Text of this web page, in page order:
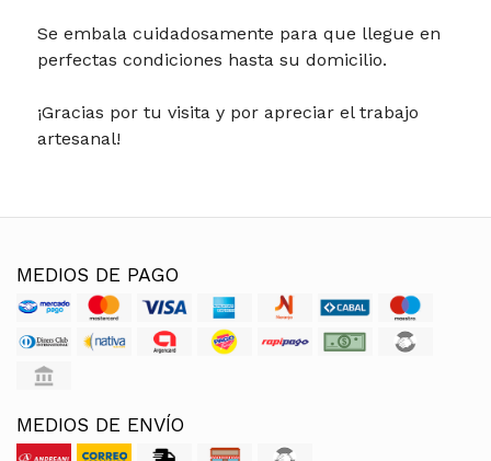
Se embala cuidadosamente para que llegue en
perfectas condiciones hasta su domicilio.
¡Gracias por tu visita y por apreciar el trabajo
artesanal!
MEDIOS DE PAGO
MEDIOS DE ENVÍO